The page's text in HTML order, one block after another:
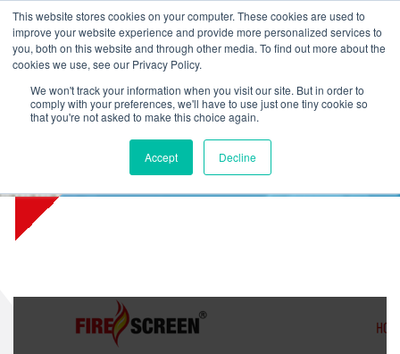
This website stores cookies on your computer. These cookies are used to
improve your website experience and provide more personalized services to
you, both on this website and through other media. To find out more about the
cookies we use, see our Privacy Policy.
We won't track your information when you visit our site. But in order to
comply with your preferences, we'll have to use just one tiny cookie so
that you're not asked to make this choice again.
Accept Decline
L T M P
Firescreen.com ist jetzt Teil
dieser Website